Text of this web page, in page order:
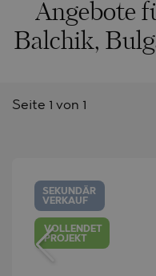
Angebote
Balchik,
Seite 1 von 1
SEKUNDÄR
VERKAUF
VOLLENDET
PROJEKT